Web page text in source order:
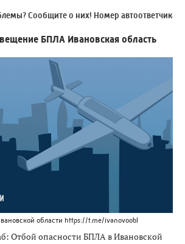
Сообщите о них! Номер автоответчика:8
БПЛА Ивановская область
области https://t.me/ivanovoobl
Отбой опасности БПЛА в Ивановской